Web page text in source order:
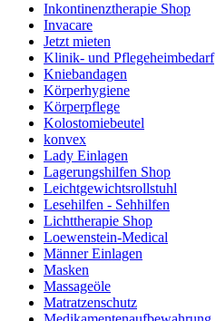
Inkontinenztherapie Shop
Invacare
Jetzt mieten
Klinik- und Pflegeheimbedarf
Kniebandagen
Körperhygiene
Körperpflege
Kolostomiebeutel
konvex
Lady Einlagen
Lagerungshilfen Shop
Leichtgewichtsrollstuhl
Lesehilfen - Sehhilfen
Lichttherapie Shop
Loewenstein-Medical
Männer Einlagen
Masken
Massageöle
Matratzenschutz